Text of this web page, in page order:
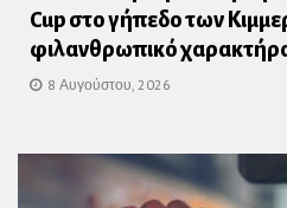
Cup στο γήπεδο των
φιλανθρωπικό
8 Αυγούστου, 2026